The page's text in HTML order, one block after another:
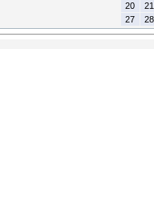
20
21
27
28